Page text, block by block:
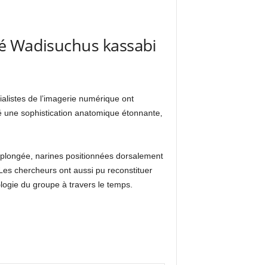
Wadisuchus kassabi
de l’imagerie numérique ont
sophistication anatomique étonnante,
narines positionnées dorsalement
chercheurs ont aussi pu reconstituer
du groupe à travers le temps.